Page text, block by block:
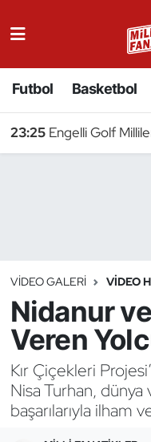
Futbol Basketbol
23:25 Engelli Golf Millileri
VIDEO GALERI VIDEO
Nidanur
Veren
Kır Çiçekleri
Nisa Turhan, dünya
başarılarıyla ilham
Badminton
Binicilik
Bisiklet
Bocce Bowling